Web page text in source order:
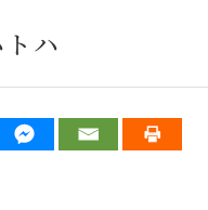
ハ